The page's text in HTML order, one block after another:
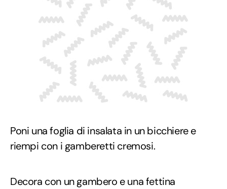
Poni una foglia di insalata in un bicchiere e
riempi con i gamberetti cremosi.
Decora con un gambero e una fettina